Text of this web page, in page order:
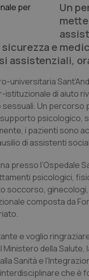
Un
e
assistenziali,
universitaria
di aiuto
Un
psicologico,
i pazienti sono
di assistenti
l’Ospedale
psicologici,
soccorso,
composta da
e voglio
Ministero della Salute,
Sanità e
che